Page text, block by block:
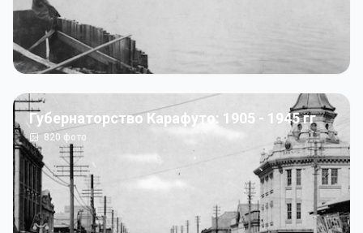
Губернаторство Карафуто: 1905 - 1945 гг
820 фото